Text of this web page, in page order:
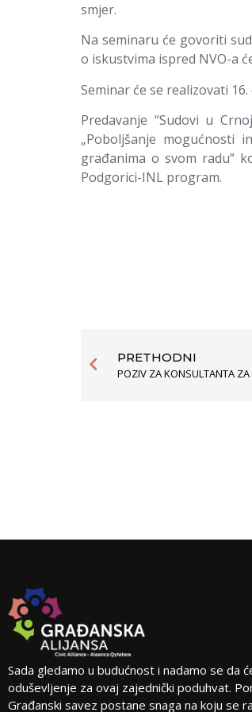
smjer.
Na seminaru će govoriti
o iskustvima ispred NVO-a
Seminar će se realizovati
Predavanje “Sudovi u
„Poboljšanje mogućnosti
građanima o svom radu”
Podgorici-INL program.
PRETHODNI
Sada gledamo u budućnost i nadamo se da
oduševljenje za ovaj zajednički poduhvat.
Građanski savez postane snaga na koju se